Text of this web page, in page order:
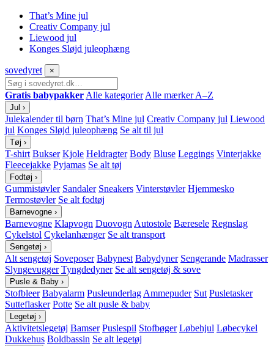
That’s Mine jul
Creativ Company jul
Liewood jul
Konges Sløjd juleophæng
sovedyret ×
Gratis babypakker Alle kategorier Alle mærker A–Z
Jul ›
Julekalender til børn That’s Mine jul Creativ Company jul Liewood
jul Konges Sløjd juleophæng Se alt til jul
Tøj ›
T-shirt Bukser Kjole Heldragter Body Bluse Leggings Vinterjakke
Fleecejakke Pyjamas Se alt tøj
Fodtøj ›
Gummistøvler Sandaler Sneakers Vinterstøvler Hjemmesko
Termostøvler Se alt fodtøj
Barnevogne ›
Barnevogne Klapvogn Duovogn Autostole Bæresele Regnslag
Cykelstol Cykelanhænger Se alt transport
Sengetøj ›
Alt sengetøj Soveposer Babynest Babydyner Sengerande Madrasser
Slyngevugger Tyngdedyner Se alt sengetøj & sove
Pusle & Baby ›
Stofbleer Babyalarm Pusleunderlag Ammepuder Sut Pusletasker
Sutteflasker Potte Se alt pusle & baby
Legetøj ›
Aktivitetslegetøj Bamser Puslespil Stofbøger Løbehjul Løbecykel
Dukkehus Boldbassin Se alt legetøj